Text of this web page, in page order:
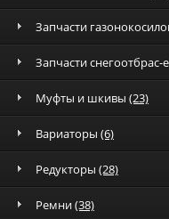
Запчасти
Запчасти снегоотбрас-
Муфты и шкивы (23)
Вариаторы (6)
Редукторы (28)
Ремни(38)